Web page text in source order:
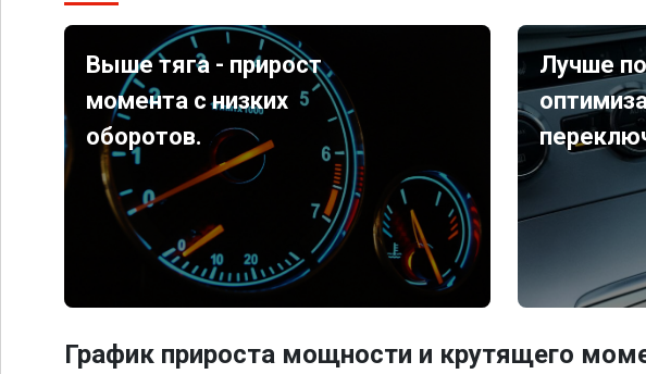
Выше тяга - прирост
момента с низких
оборотов.
Лучше
График прироста мощности и крутящего